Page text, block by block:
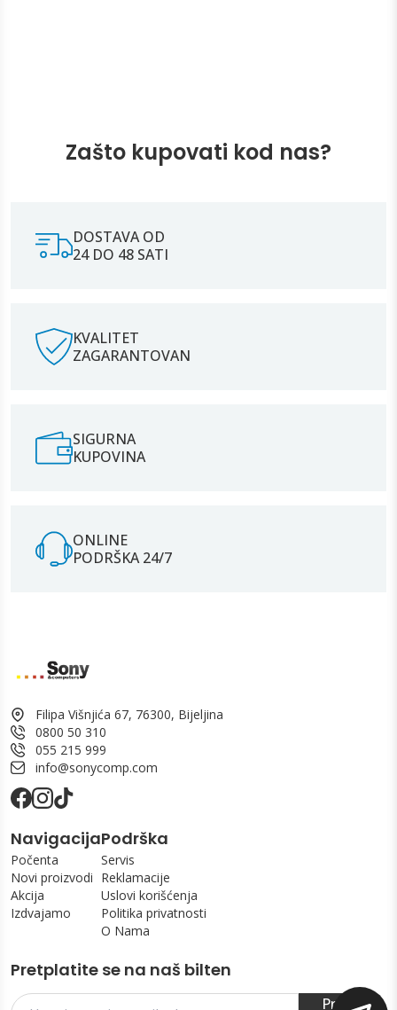
Zašto kupovati kod nas?
DOSTAVA OD
24 DO 48 SATI
KVALITET
ZAGARANTOVAN
SIGURNA
KUPOVINA
ONLINE
PODRŠKA 24/7
Filipa Višnjića 67, 76300, Bijeljina
0800 50 310
055 215 999
info@sonycomp.com
Navigacija
Počenta
Novi proizvodi
Akcija
Izdvajamo
Podrška
Servis
Reklamacije
Uslovi korišćenja
Politika privatnosti
O Nama
Pretplatite se na naš bilten
Prijavi